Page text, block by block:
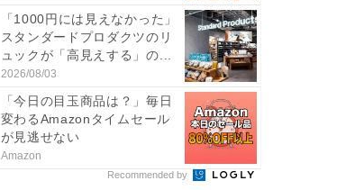
「1000円には見えなかった」
スタンダードプロダクツのリ
ュックが「高見えする」の...
2026/08/03
「今日の目玉商品は？」毎日
変わるAmazonタイムセール
が見逃せない
Amazon
Recommended by